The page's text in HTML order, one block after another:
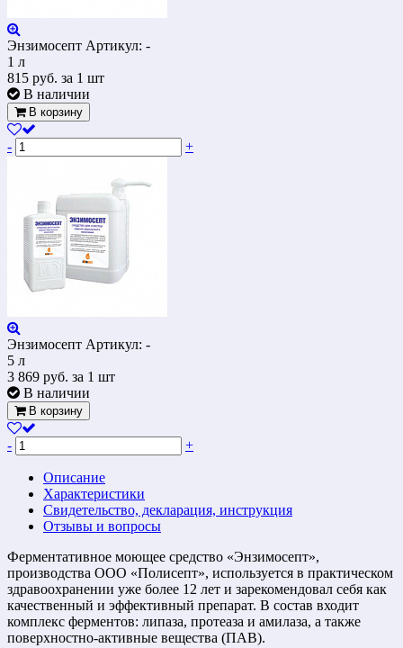
Энзимосепт Артикул: -
1 л
815 руб. за 1 шт
В наличии
В корзину
- +
Энзимосепт Артикул: -
5 л
3 869 руб. за 1 шт
В наличии
В корзину
- +
Описание
Характеристики
Свидетельство, декларация, инструкция
Отзывы и вопросы
Ферментативное моющее средство «Энзимосепт»,
производства ООО «Полисепт», используется в практическом
здравоохранении уже более 12 лет и зарекомендовал себя как
качественный и эффективный препарат. В состав входит
комплекс ферментов: липаза, протеаза и амилаза, а также
поверхностно-активные вещества (ПАВ).